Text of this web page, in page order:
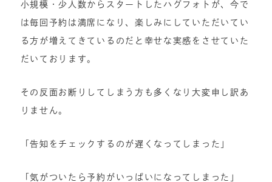
小規模・少人数からスタートしたハグフォトが、今で
は毎回予約は満席になり、楽しみにしていただいてい
る方が増えてきているのだと幸せな実感をさせていた
だいております。
その反面お断りしてしまう方も多くなり大変申し訳あ
りません。
「告知をチェックするのが遅くなってしまった」
「気がついたら予約がいっぱいになってしまった」